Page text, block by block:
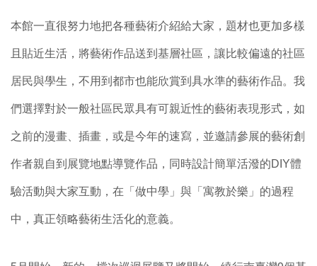
本館一直很努力地把各種藝術介紹給大家，題材也更加多樣
且貼近生活，將藝術作品送到基層社區，讓比較偏遠的社區
居民與學生，不用到都市也能欣賞到具水準的藝術作品。我
們選擇對於一般社區民眾具有可親近性的藝術表現形式，如
之前的漫畫、插畫，或是今年的速寫，並邀請參展的藝術創
作者親自到展覽地點導覽作品，同時設計簡單活潑的DIY體
驗活動與大家互動，在「做中學」與「寓教於樂」的過程
中，真正領略藝術生活化的意義。